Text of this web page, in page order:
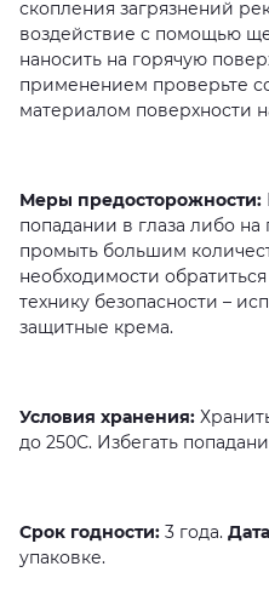
скопления загрязнений
воздействие с помощью
наносить на горячую
применением проверьте
материалом поверхности
Меры предосторожности:
попадании в глаза либо
промыть большим
необходимости
технику безопасности –
защитные крема.
Условия хранения:
до 250С. Избегать
Срок годности: 3 года.
упаковке.